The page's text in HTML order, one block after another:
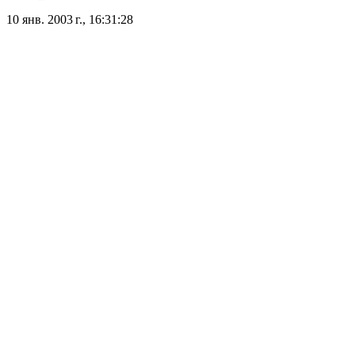
10 янв. 2003 г., 16:31:28